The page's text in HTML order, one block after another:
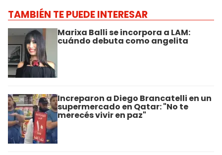
TAMBIÉN TE PUEDE INTERESAR
Marixa Balli se incorpora a LAM:
cuándo debuta como angelita
Increparon a Diego Brancatelli en un
supermercado en Qatar: "No te
merecés vivir en paz"